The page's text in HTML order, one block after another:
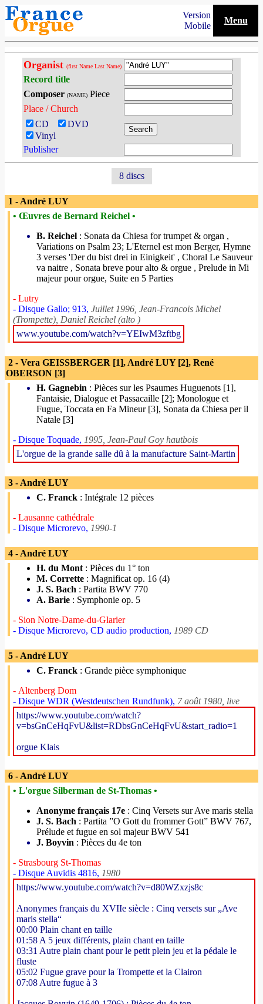
Version
Mobile
Menu
Organist (first Name Last Name)
Record title
Composer (NAME) Piece
Place / Church
CD
DVD
Vinyl
Publisher
8 discs
1 - André LUY
• Œuvres de Bernard Reichel •
B. Reichel : Sonata da Chiesa for trumpet & organ ,
Variations on Psalm 23; L'Eternel est mon Berger, Hymne
3 verses 'Der du bist drei in Einigkeit' , Choral Le Sauveur
va naitre , Sonata breve pour alto & orgue , Prelude in Mi
majeur pour orgue, Suite en 5 Parties
- Lutry
- Disque Gallo; 913, Juillet 1996, Jean-Francois Michel
(Trompette), Daniel Reichel (alto )
www.youtube.com/watch?v=YEIwM3zftbg
2 - Vera GEISSBERGER [1], André LUY [2], René
OBERSON [3]
H. Gagnebin : Pièces sur les Psaumes Huguenots [1],
Fantaisie, Dialogue et Passacaille [2]; Monologue et
Fugue, Toccata en Fa Mineur [3], Sonata da Chiesa per il
Natale [3]
- Disque Toquade, 1995, Jean-Paul Goy hautbois
L'orgue de la grande salle dû à la manufacture Saint-Martin
3 - André LUY
C. Franck : Intégrale 12 pièces
- Lausanne cathédrale
- Disque Microrevo, 1990-1
4 - André LUY
H. du Mont : Pièces du 1° ton
M. Corrette : Magnificat op. 16 (4)
J. S. Bach : Partita BWV 770
A. Barie : Symphonie op. 5
- Sion Notre-Dame-du-Glarier
- Disque Microrevo, CD audio production, 1989 CD
5 - André LUY
C. Franck : Grande pièce symphonique
- Altenberg Dom
- Disque WDR (Westdeutschen Rundfunk), 7 août 1980, live
https://www.youtube.com/watch?
v=bsGnCeHqFvU&list=RDbsGnCeHqFvU&start_radio=1
orgue Klais
6 - André LUY
• L'orgue Silberman de St-Thomas •
Anonyme français 17e : Cinq Versets sur Ave maris stella
J. S. Bach : Partita ”O Gott du frommer Gott” BWV 767,
Prélude et fugue en sol majeur BWV 541
J. Boyvin : Pièces du 4e ton
- Strasbourg St-Thomas
- Disque Auvidis 4816, 1980
https://www.youtube.com/watch?v=d80WZxzjs8c
Anonymes français du XVIIe siècle : Cinq versets sur „Ave
maris stella“
00:00 Plain chant en taille
01:58 A 5 jeux différents, plain chant en taille
03:31 Autre plain chant pour le petit plein jeu et la pédale le
fluste
05:02 Fugue grave pour la Trompette et la Clairon
07:08 Autre fugue à 3